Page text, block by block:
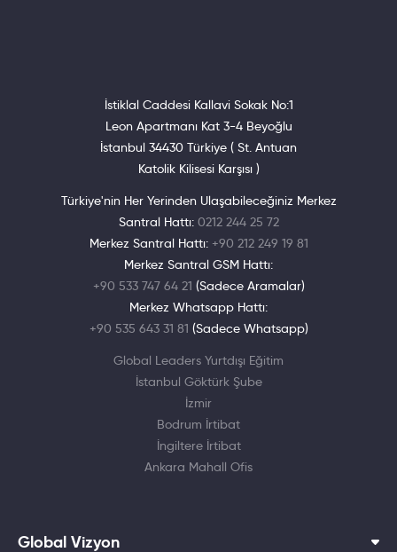
İstiklal Caddesi Kallavi Sokak No:1
Leon Apartmanı Kat 3-4 Beyoğlu
İstanbul 34430 Türkiye ( St. Antuan
Katolik Kilisesi Karşısı )
Türkiye'nin Her Yerinden Ulaşabileceğiniz Merkez
Santral Hattı: 0212 244 25 72
Merkez Santral Hattı: +90 212 249 19 81
Merkez Santral GSM Hattı:
+90 533 747 64 21 (Sadece Aramalar)
Merkez Whatsapp Hattı:
+90 535 643 31 81 (Sadece Whatsapp)
Global Leaders Yurtdışı Eğitim
İstanbul Göktürk Şube
İzmir
Bodrum İrtibat
İngiltere İrtibat
Ankara Mahall Ofis
Global Vizyon